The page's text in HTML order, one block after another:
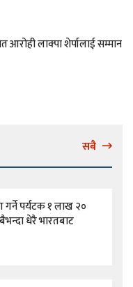
आरोही लाक्पा शेर्पालाई सम्मान
सबै
गर्ने पर्यटक १ लाख २०
धेरै भारतबाट